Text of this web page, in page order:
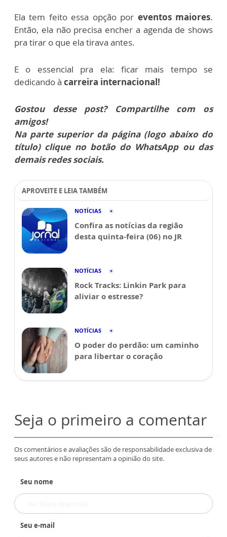
Ela tem feito essa opção por eventos maiores.
Então, ela não precisa encher a agenda de shows
pra tirar o que ela tirava antes.
E o essencial pra ela: ficar mais tempo se
dedicando à carreira internacional!
Gostou desse post? Compartilhe com os
amigos!
Na parte superior da página (logo abaixo do
título) clique no botão do WhatsApp ou das
demais redes sociais.
APROVEITE E LEIA TAMBÉM
NOTÍCIAS
Confira as notícias da região
desta quinta-feira (06) no JR
NOTÍCIAS
Rock Tracks: Linkin Park para
aliviar o estresse?
NOTÍCIAS
O poder do perdão: um caminho
para libertar o coração
Seja o primeiro a comentar
Os comentários e avaliações são de responsabilidade exclusiva de
seus autores e não representam a opinião do site.
Seu nome
Seu e-mail